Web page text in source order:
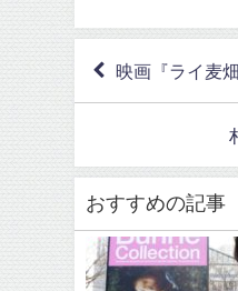
映画『ライ麦
おすすめの記事